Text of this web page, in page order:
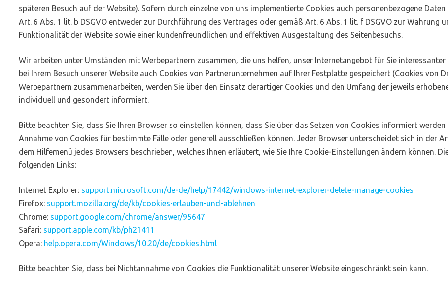
späteren Besuch auf der Website). Sofern durch einzelne von uns implementierte Cookies auch personenbezogene
Art. 6 Abs. 1 lit. b DSGVO entweder zur Durchführung des Vertrages oder gemäß Art. 6 Abs. 1 lit. f DSGVO zur Wahrung
Funktionalität der Website sowie einer kundenfreundlichen und effektiven Ausgestaltung des Seitenbesuchs.
Wir arbeiten unter Umständen mit Werbepartnern zusammen, die uns helfen, unser Internetangebot für Sie
bei Ihrem Besuch unserer Website auch Cookies von Partnerunternehmen auf Ihrer Festplatte gespeichert (Cookies von
Werbepartnern zusammenarbeiten, werden Sie über den Einsatz derartiger Cookies und den Umfang der jeweils
individuell und gesondert informiert.
Bitte beachten Sie, dass Sie Ihren Browser so einstellen können, dass Sie über das Setzen von Cookies informiert
Annahme von Cookies für bestimmte Fälle oder generell ausschließen können. Jeder Browser unterscheidet sich in der
dem Hilfemenü jedes Browsers beschrieben, welches Ihnen erläutert, wie Sie Ihre Cookie-Einstellungen ändern können.
folgenden Links:
Internet Explorer: support.microsoft.com/de-de/help/17442/windows-internet-explorer-delete-manage-cookies
Firefox: support.mozilla.org/de/kb/cookies-erlauben-und-ablehnen
Chrome: support.google.com/chrome/answer/95647
Safari: support.apple.com/kb/ph21411
Opera: help.opera.com/Windows/10.20/de/cookies.html
Bitte beachten Sie, dass bei Nichtannahme von Cookies die Funktionalität unserer Website eingeschränkt sein kann.